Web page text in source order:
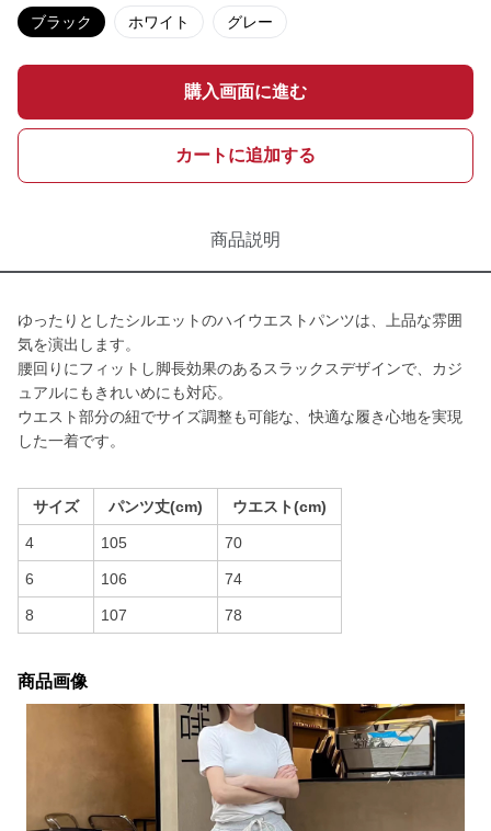
ブラック ホワイト グレー
購入画面に進む
カートに追加する
商品説明
ゆったりとしたシルエットのハイウエストパンツは、上品な雰囲
気を演出します。
腰回りにフィットし脚長効果のあるスラックスデザインで、カジ
ュアルにもきれいめにも対応。
ウエスト部分の紐でサイズ調整も可能な、快適な履き心地を実現
した一着です。
サイズ パンツ丈(cm) ウエスト(cm)
4 105 70
6 106 74
8 107 78
商品画像